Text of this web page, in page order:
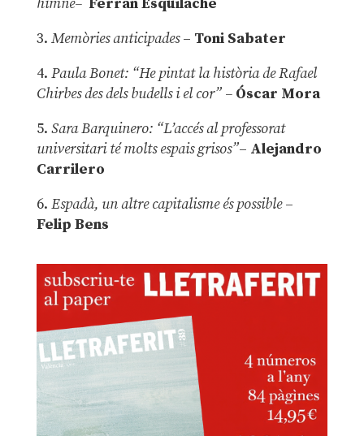
himne– Ferran Esquilache
3. Memòries anticipades– Toni Sabater
4. Paula Bonet: “He pintat la història de Rafael
Chirbes des dels budells i el cor” –Óscar Mora
5. Sara Barquinero: “L’accés al professorat
universitari té molts espais grisos”– Alejandro
Carrilero
6. Espadà, un altre capitalisme és possible –
Felip Bens